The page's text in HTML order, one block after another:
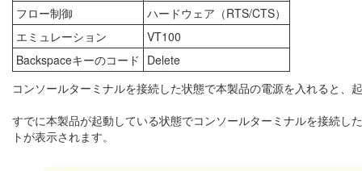
フロー制御
ハードウェア（RTS/CTS）
エミュレーション
VT100
Backspaceキーのコード Delete
コンソールターミナルを接続した状態で本製品の電源を入れると
すでに本製品が起動している状態でコンソールターミナルを接続
トが表示されます。